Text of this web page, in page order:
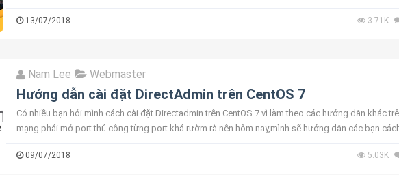
13/07/2018 3.71K
Nam Lee Webmaster
Hướng dẫn cài đặt DirectAdmin trên CentOS 7
Có nhiều bạn hỏi mình cách cài đặt Directadmin trên CentOS 7 vì làm theo các hướng dẫn khác
mạng phải mở port thủ công từng port khá rườm rà nên hôm nay,mình sẽ hướng dẫn các bạn
09/07/2018 5.03K